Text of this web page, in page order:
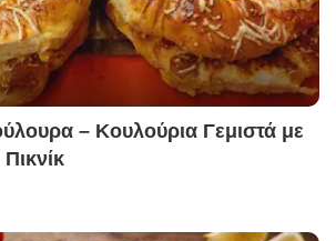
– Κουλούρια Γεμιστά με